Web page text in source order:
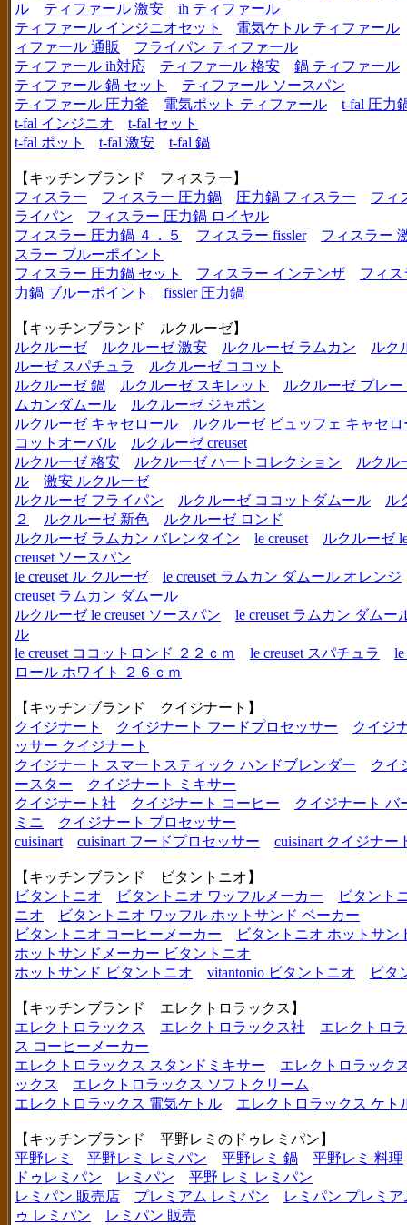
ル
ティファール 激安
ih ティファール
ティファール インジニオセット
電気ケトル ティファール
ィファール 通販
フライパン ティファール
ティファール ih対応
ティファール 格安
鍋 ティファール
ティファール 鍋 セット
ティファール ソースパン
ティファール 圧力釜
電気ポット ティファール
t-fal 圧力
t-fal インジニオ
t-fal セット
t-fal ポット
t-fal 激安 t-fal 鍋
【キッチンブランド フィスラー】
フィスラー
フィスラー 圧力鍋 圧力鍋 フィスラー
フィ
ライパン
フィスラー 圧力鍋 ロイヤル
フィスラー 圧力鍋 ４．５
フィスラー fissler
フィスラー
スラー ブルーポイント
フィスラー 圧力鍋 セット
フィスラー インテンザ
フィ
力鍋 ブルーポイント
fissler 圧力鍋
【キッチンブランド ルクルーゼ】
ルクルーゼ
ルクルーゼ 激安 ルクルーゼ ラムカン
ルク
ルーゼ スパチュラ
ルクルーゼ ココット
ルクルーゼ 鍋
ルクルーゼ スキレット
ルクルーゼ プレ
ムカンダムール
ルクルーゼ ジャポン
ルクルーゼ キャセロール
ルクルーゼ ビュッフェ キャセロ
コットオーバル
ルクルーゼ creuset
ルクルーゼ 格安
ルクルーゼ ハートコレクション
ルクル
ル
激安 ルクルーゼ
ルクルーゼ フライパン
ルクルーゼ ココットダムール
ル
２
ルクルーゼ 新色
ルクルーゼ ロンド
ルクルーゼ ラムカン バレンタイン
le creuset
ルクルーゼ
creuset ソースパン
le creuset ル クルーゼ
le creuset ラムカン ダムール オレンジ
creuset ラムカン ダムール
ルクルーゼ le creuset ソースパン
le creuset ラムカン ダム
ル
le creuset ココットロンド ２２ｃｍ
le creuset スパチュラ
le
ロール ホワイト ２６ｃｍ
【キッチンブランド クイジナート】
クイジナート
クイジナート フードプロセッサー
クイジ
ッサー クイジナート
クイジナート スマートスティック ハンドブレンダー
クイ
ースター
クイジナート ミキサー
クイジナート社
クイジナート コーヒー
クイジナート バ
ミニ
クイジナート プロセッサー
cuisinart
cuisinart フードプロセッサー cuisinart クイジナー
【キッチンブランド ビタントニオ】
ビタントニオ
ビタントニオ ワッフルメーカー
ビタント
ニオ
ビタントニオ ワッフル ホットサンド ベーカー
ビタントニオ コーヒーメーカー
ビタントニオ ホットサン
ホットサンドメーカー ビタントニオ
ホットサンド ビタントニオ
vitantonio ビタントニオ ビタ
【キッチンブランド エレクトロラックス】
エレクトロラックス
エレクトロラックス社
エレクトロ
ス コーヒーメーカー
エレクトロラックス スタンドミキサー
エレクトロラック
ックス
エレクトロラックス ソフトクリーム
エレクトロラックス 電気ケトル
エレクトロラックス ケト
【キッチンブランド 平野レミのドゥレミパン】
平野レミ
平野レミ レミパン 平野レミ 鍋
平野レミ 料理
ドゥレミパン
レミパン
平野 レミ レミパン
レミパン 販売店
プレミアム レミパン
レミパン プレミア
ゥ レミパン
レミパン 販売